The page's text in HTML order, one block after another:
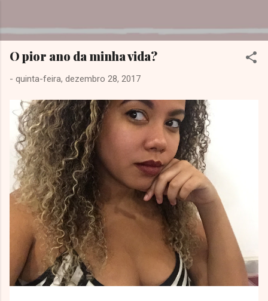
O pior ano da minha vida?
- quinta-feira, dezembro 28, 2017